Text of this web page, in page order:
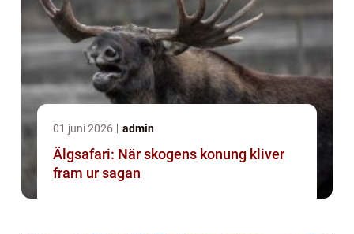
01 juni 2026 admin
Älgsafari: När skogens konung kliver
fram ur sagan